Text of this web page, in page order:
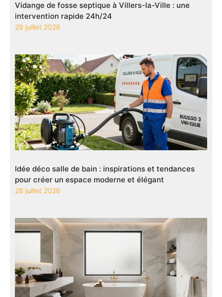
Vidange de fosse septique à Villers-la-Ville : une
intervention rapide 24h/24
29 juillet 2026
Idée déco salle de bain : inspirations et tendances
pour créer un espace moderne et élégant
28 juillet 2026